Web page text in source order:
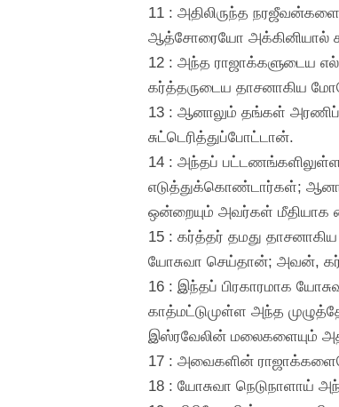
11 : அதிலிருந்த
ஆத்சோரையோ அக்கினியால்
12 : அந்த ராஜாக்களுடைய
கர்த்தருடைய தாசனாகிய
13 : ஆனாலும் தங்கள்
சுட்டெரித்துப்போட்டான்.
14 : அந்தப்
எடுத்துக்கொண்டார்கள்;
ஒன்றையும் அவர்கள் மீதியாக
15 : கர்த்தர் தமது
யோசுவா செய்தான்; அவன்,
16 : இந்தப் பிரகாரமாக
காத்மட்டுமுள்ள அந்த
இஸ்ரவேலின் மலைகளையும்
17 : அவைகளின்
18 : யோசுவா நெடுநாளாய்